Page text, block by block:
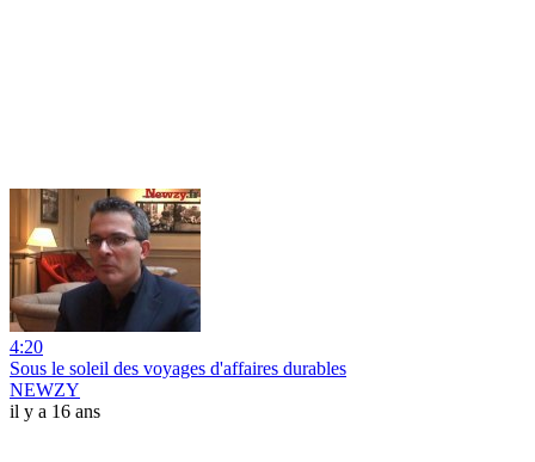
4:20
Sous le soleil des voyages d'affaires durables
NEWZY
il y a 16 ans